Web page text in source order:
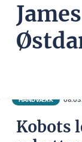
HÅNDVÆRK
Kobots